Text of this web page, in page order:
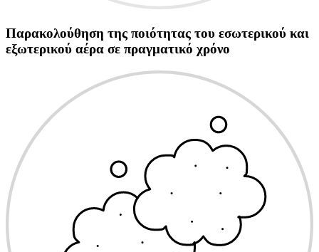
Παρακολούθηση της ποιότητας του εσωτερικού και
εξωτερικού αέρα σε πραγματικό χρόνο